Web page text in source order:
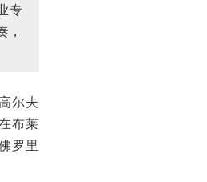
专
尔夫
布莱
罗里